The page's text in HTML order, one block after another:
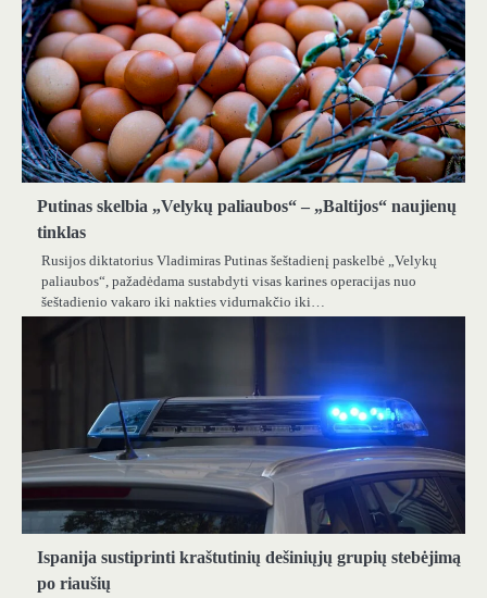
Putinas skelbia „Velykų paliaubos“ – „Baltijos“ naujienų
tinklas
Rusijos diktatorius Vladimiras Putinas šeštadienį paskelbė „Velykų
paliaubos“, pažadėdama sustabdyti visas karines operacijas nuo
šeštadienio vakaro iki nakties vidurnakčio iki…
Ispanija sustiprinti kraštutinių dešiniųjų grupių stebėjimą
po riaušių